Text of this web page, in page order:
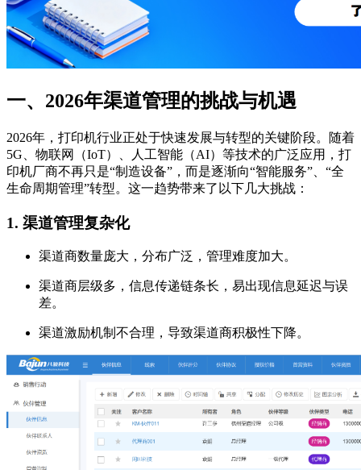
一、2026年渠道管理的挑战与机遇
2026年，打印机行业正处于快速发展与转型的关键阶段。随着
5G、物联网（IoT）、人工智能（AI）等技术的广泛应用，打
印机厂商不再只是“制造设备”，而是逐渐向“智能服务”、“全
生命周期管理”转型。这一趋势带来了以下几大挑战：
1. 渠道管理复杂化
渠道商数量庞大，分布广泛，管理难度加大。
渠道商层级多，信息传递链条长，易出现信息延迟与误
差。
渠道激励机制不合理，导致渠道商积极性下降。